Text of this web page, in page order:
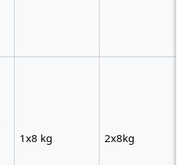
1x8 kg 2x8kg